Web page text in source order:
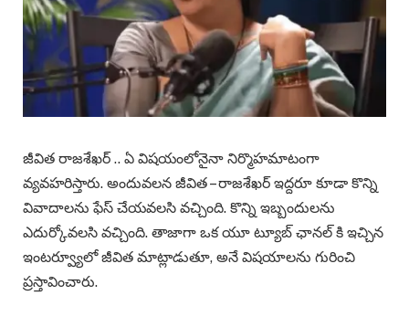
జీవిత రాజశేఖర్ .. ఏ విషయంలోనైనా నిర్మొహమాటంగా
వ్యవహరిస్తారు. అందువలన జీవిత – రాజశేఖర్ ఇద్దరూ కూడా కొన్ని
వివాదాలను ఫేస్ చేయవలసి వచ్చింది. కొన్ని ఇబ్బందులను
ఎదుర్కోవలసి వచ్చింది. తాజాగా ఒక యూ ట్యూబ్ ఛానల్ కి ఇచ్చిన
ఇంటర్వ్యూలో జీవిత మాట్లాడుతూ, అనే విషయాలను గురించి
ప్రస్తావించారు.